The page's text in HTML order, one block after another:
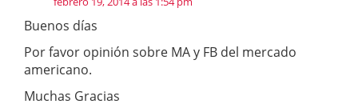
Buenos días
Por favor opinión sobre MA y FB del mercado
americano.
Muchas Gracias